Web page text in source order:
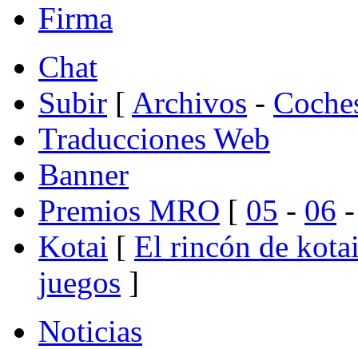
Firma
Chat
Subir [ Archivos -
Traducciones Web
Banner
Premios MRO [ 05 - 06
Kotai [ El rincón de
juegos ]
Noticias